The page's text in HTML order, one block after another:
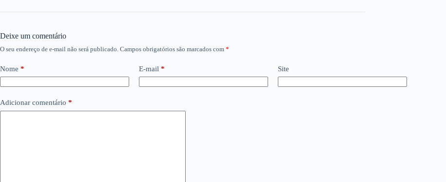
Deixe um comentário
O seu endereço de e-mail não será publicado. Campos obrigatórios são marcados com *
Nome * E-mail * Site
Adicionar comentário *